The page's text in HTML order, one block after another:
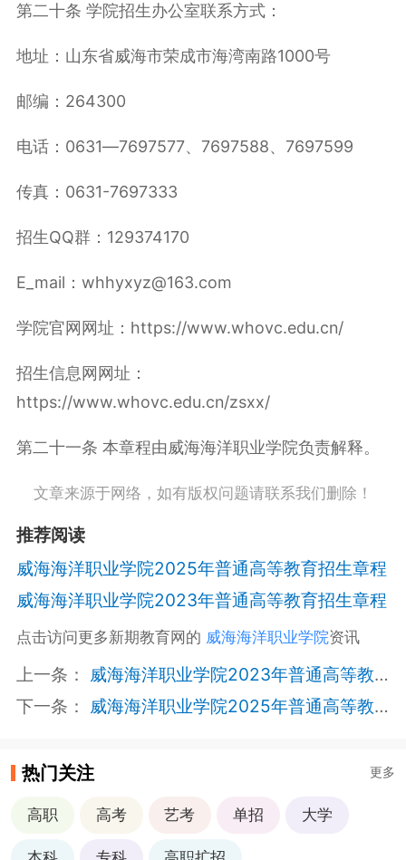
第二十条 学院招生办公室联系方式：
地址：山东省威海市荣成市海湾南路1000号
邮编： 264300
电话： 0631—7697577、 7697588、 7697599
传真： 0631-7697333
招生QQ群： 129374170
E_mail ： whhyxyz@163.com
学院官网网址： https://www.whovc.edu.cn/
招生信息网网址：
https://www.whovc.edu.cn/zsxx/
第二十一条 本章程由威海海洋职业学院负责解释。
文章来源于网络，如有版权问题请联系我们删除！
推荐阅读
威海海洋职业学院2025年普通高等教育招生章程
威海海洋职业学院2023年普通高等教育招生章程
点击访问更多新期教育网的 威海海洋职业学院资讯
上一条： 威海海洋职业学院2023年普通高等教育招生章程
下一条： 威海海洋职业学院2025年普通高等教育招生章程
热门关注 更多
高职 高考 艺考 单招 大学